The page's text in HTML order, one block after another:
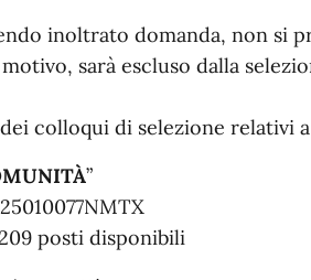
inoltrato domanda, non si
sarà escluso dalla
colloqui di selezione relativi
”
posti disponibili